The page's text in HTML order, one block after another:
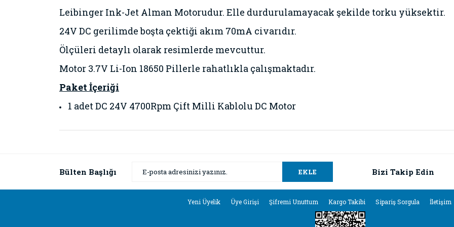
Leibinger Ink-Jet Alman Motorudur. Elle durdurulamayacak şekilde torku yüksektir.
24V DC gerilimde boşta çektiği akım 70mA civarıdır.
Ölçüleri detaylı olarak resimlerde mevcuttur.
Motor 3.7V Li-Ion 18650 Pillerle rahatlıkla çalışmaktadır.
Paket İçeriği
1 adetDC 24V 4700Rpm Çift Milli Kablolu DC Motor
Ürün resmi kalitesiz, bozuk veya görüntülenemiyor.
Bülten Başlığı EKLE Bizi Takip Edin
Yeni Üyelik Üye Girişi Şifremi Unuttum Kargo Takibi Sipariş Sorgula İletişim